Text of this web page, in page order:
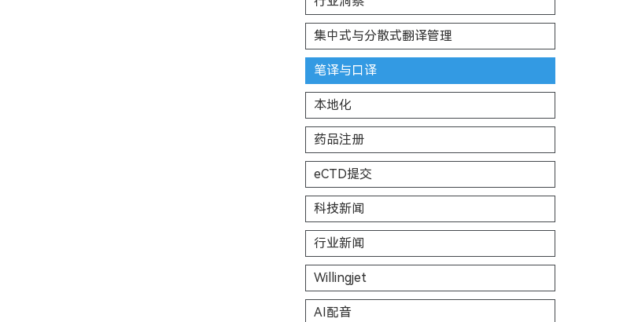
集中式与分散式翻译管理
笔译与口译
本地化
药品注册
eCTD提交
科技新闻
行业新闻
Willingjet
AI配音